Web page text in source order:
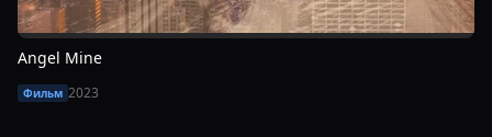
Angel Mine
Фильм 2023